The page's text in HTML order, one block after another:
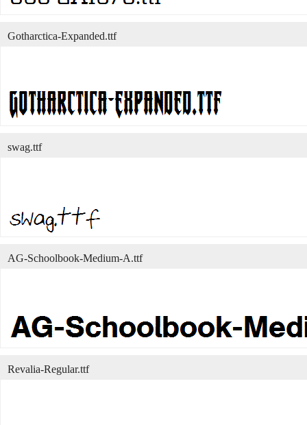
Gotharctica-Expanded.ttf
swag.ttf
AG-Schoolbook-Medium-A.ttf
Revalia-Regular.ttf